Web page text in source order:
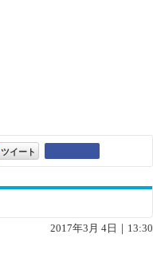
entry10297
ツイート
2017年3月 4日｜13:30